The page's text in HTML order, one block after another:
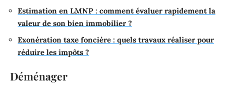
Estimation en LMNP : comment évaluer rapidement la
valeur de son bien immobilier ?
Exonération taxe foncière : quels travaux réaliser pour
réduire les impôts ?
Déménager